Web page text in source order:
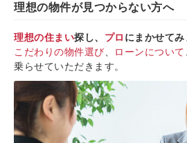
理想の物件が見つからない方へ
理想の住まい探し、 プロ にまかせてみ
こだわりの物件選び
ローンについて
乗らせていただきます。